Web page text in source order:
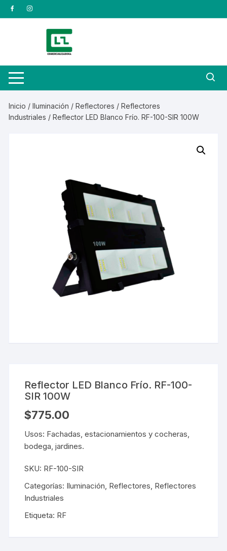
Saltar
al
Inicio /Iluminación /Reflectores /Reflectores
Industriales / Reflector LED Blanco Frío. RF-100-SIR 100W
Reflector LED Blanco Frío. RF-100-
SIR 100W
$775.00
Usos: Fachadas, estacionamientos y cocheras,
bodega, jardines.
SKU: RF-100-SIR
Categorías: Iluminación Reflectores Reflectores
Industriales
Etiqueta: RF